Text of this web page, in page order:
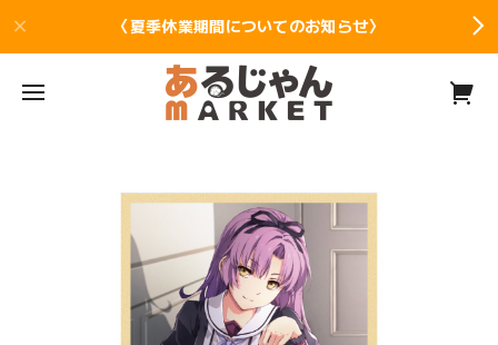
〈夏季休業期間についてのお知らせ〉